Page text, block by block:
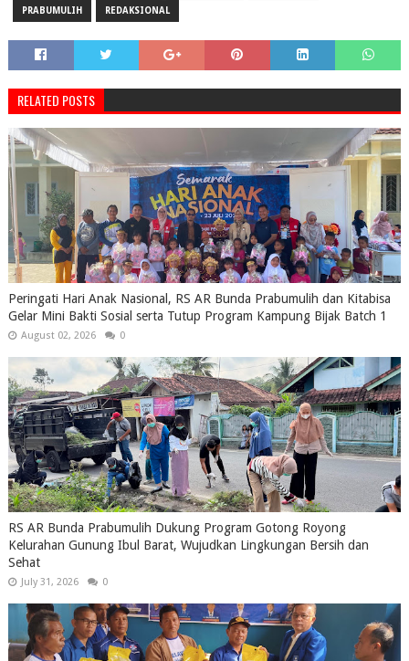
PRABUMULIH REDAKSIONAL
RELATED POSTS
Peringati Hari Anak Nasional, RS AR Bunda Prabumulih dan Kitabisa
Gelar Mini Bakti Sosial serta Tutup Program Kampung Bijak Batch 1
August 02, 2026 0
RS AR Bunda Prabumulih Dukung Program Gotong Royong
Kelurahan Gunung Ibul Barat, Wujudkan Lingkungan Bersih dan
Sehat
July 31, 2026 0